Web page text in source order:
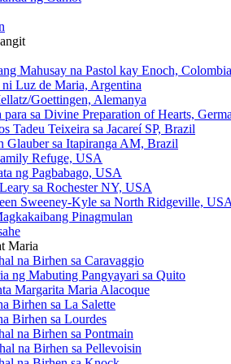
Mahusay na Pastol kay Enoch, Colombia
Luz de Maria, Argentina
Goettingen, Alemanya
sa Divine Preparation of Hearts,
Tadeu Teixeira sa Jacareí SP, Brazil
Glauber sa Itapiranga AM, Brazil
Refuge, USA
ng Pagbabago, USA
sa Rochester NY, USA
Sweeney-Kyle sa North Ridgeville, USA
Pinagmulan
Maria
na Birhen sa Caravaggio
ng Mabuting Pangyayari sa Quito
Margarita Maria Alacoque
Birhen sa La Salette
Birhen sa Lourdes
na Birhen sa Pontmain
na Birhen sa Pellevoisin